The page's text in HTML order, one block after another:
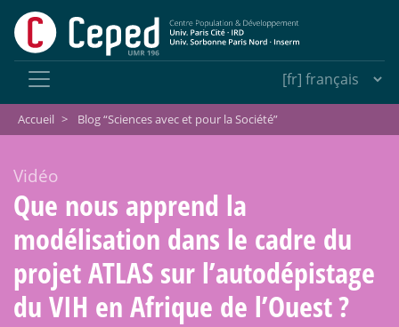
Accueil > Blog “Sciences avec et pour la Société”
Vidéo
Que nous apprend la
modélisation dans le cadre du
projet ATLAS sur l’autodépistage
du VIH en Afrique de l’Ouest?